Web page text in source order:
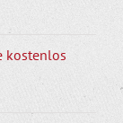
kostenlos